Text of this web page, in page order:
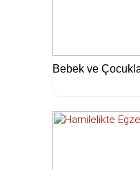
Bebek ve